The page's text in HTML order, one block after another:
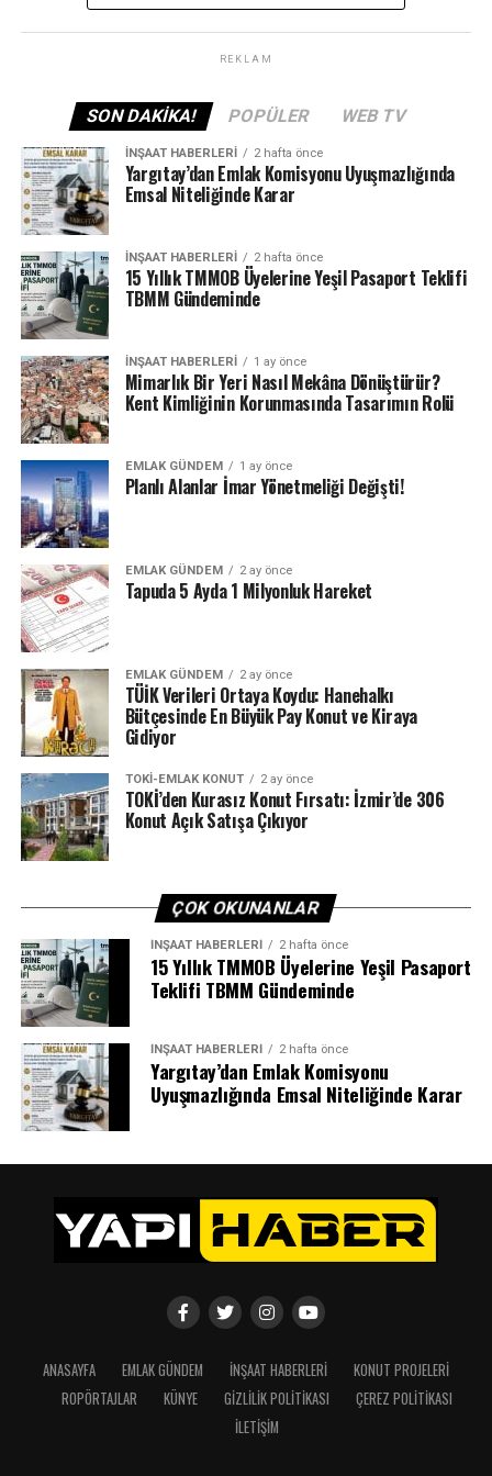
çözüme kavuşturulmuş olduğundan ne Bakanlığımızın
ne de idaremizin hak sahiplerini mağdur etmesi söz
Açıklamada, konunun tarafı olmayan TOKİ hakkında
kamuoyunun önyargılı ve dayanaksız bilgilerle yanlış
düşüncelere sevk edilmesi ve kurumların töhmet altında
bırakılmasının doğru olmadığı vurgulanarak,
“Gerçeklerden uzak ve araştırmadan haber yapanlar
hakkında tüm yasal haklarımızı etkin bir şekilde
kullanacağımızı da dikkatlerinize sunarız.” ifadesine yer
verildi.
ETIKETLER ALAN BAKANLIĞIMIZ HAK
TARAFINDAN
TOKİ
SONRAKI
Fabrikadan halka 3 ayda anahtar teslim çelik konut
ÖNCEKI
Konut talebi doğru fiyatla buluşamıyor
REKLAM
SON DAKIKA! POPÜLER WEB TV
İNŞAAT HABERLERI 2 hafta önce
Yargıtay’dan Emlak Komisyonu Uyuşmazlığında
Emsal Niteliğinde Karar
İNŞAAT HABERLERI 2 hafta önce
15 Yıllık TMMOB Üyelerine Yeşil Pasaport Teklifi
TBMM Gündeminde
İNŞAAT HABERLERI 1 ay önce
Mimarlık Bir Yeri Nasıl Mekâna Dönüştürür?
Kent Kimliğinin Korunmasında Tasarımın Rolü
EMLAK GÜNDEM 1 ay önce
Planlı Alanlar İmar Yönetmeliği Değişti!
EMLAK GÜNDEM 2 ay önce
Tapuda 5 Ayda 1 Milyonluk Hareket
EMLAK GÜNDEM 2 ay önce
TÜİK Verileri Ortaya Koydu: Hanehalkı
Bütçesinde En Büyük Pay Konut ve Kiraya
Gidiyor
TOKI-EMLAK KONUT 2 ay önce
TOKİ’den Kurasız Konut Fırsatı: İzmir’de 306
Konut Açık Satışa Çıkıyor
ÇOK OKUNANLAR
İNŞAAT HABERLERI 2 hafta önce
15 Yıllık TMMOB Üyelerine Yeşil Pasaport
Teklifi TBMM Gündeminde
İNŞAAT HABERLERI 2 hafta önce
Yargıtay’dan Emlak Komisyonu
Uyuşmazlığında Emsal Niteliğinde Karar
ANASAYFA EMLAK GÜNDEM İNŞAAT HABERLERI
KONUT PROJELERI
ROPÖRTAJLAR
KÜNYE GIZLILIK POLITIKASI
ÇEREZ POLITIKASI
İLETIŞIM